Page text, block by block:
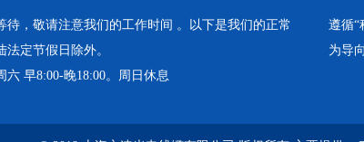
待，敬请注意我们的工作时间 。以下是我们的正常
定节假日除外。
六 早8:00-晚18:00。周日休息
遵循“
为导